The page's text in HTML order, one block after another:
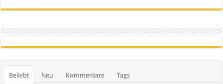
Beliebt Neu Kommentare Tags